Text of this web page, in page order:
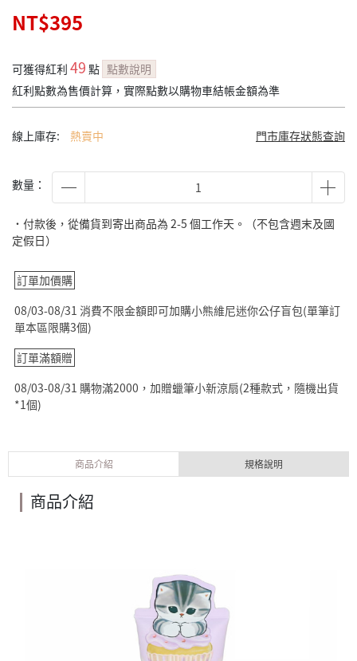
NT$395
可獲得紅利 49 點 點數說明
紅利點數為售價計算，實際點數以購物車結帳金額為準
線上庫存: 熱賣中 門市庫存狀態查詢
數量：
˙付款後，從備貨到寄出商品為 2-5 個工作天。（不包含週末及國
定假日）
訂單加價購
08/03-08/31 消費不限金額即可加購小熊維尼迷你公仔盲包(單筆訂
單本區限購3個)
訂單滿額贈
08/03-08/31 購物滿2000，加贈蠟筆小新涼扇(2種款式，隨機出貨
*1個)
商品介紹 規格說明
商品介紹